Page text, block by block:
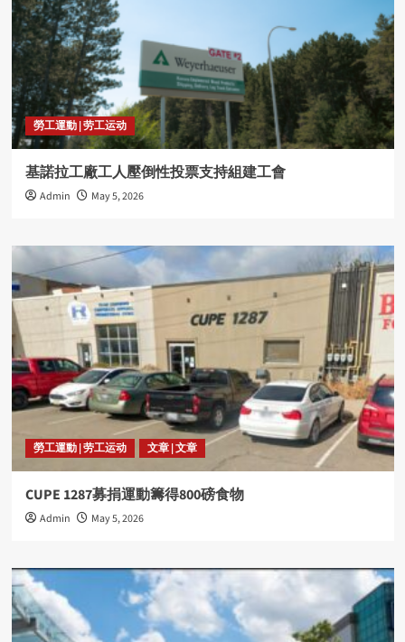
勞工運動 | 劳工运动
基諾拉工廠工人壓倒性投票支持組建工會
Admin May 5, 2026
勞工運動 | 劳工运动 文章 | 文章
CUPE 1287募捐運動籌得800磅食物
Admin May 5, 2026